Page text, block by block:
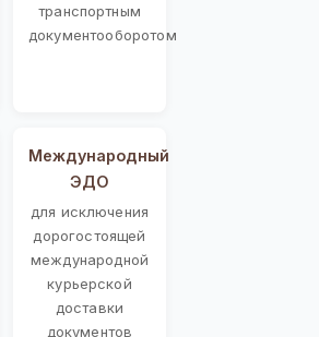
транспортным
документооборотом
Международный
ЭДО
для исключения
дорогостоящей
международной
курьерской
доставки
документов